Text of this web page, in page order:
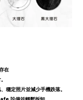
在
穩定照片並減少手機跌落。